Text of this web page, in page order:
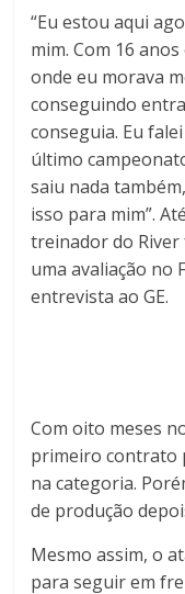
“Eu estou aqui
mim. Com 16
onde eu morava
conseguindo
conseguia. Eu
último
saiu nada
isso para mim”.
treinador do River
uma avaliação no
entrevista ao GE.
Com oito meses
primeiro contrato
na categoria.
de produção
Mesmo assim, o
para seguir em